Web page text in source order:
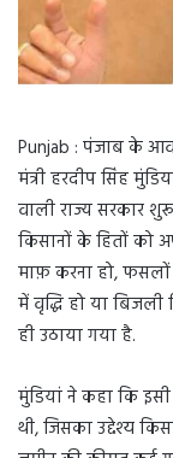
Punjab : पंजाब के
मंत्री हरदीप सिंह
वाली राज्य सरकार
किसानों के हितों को
माफ़ करना हो,
में वृद्धि हो या
ही उठाया गया है.
मुंडियां ने कहा कि
थी, जिसका उद्देश्य